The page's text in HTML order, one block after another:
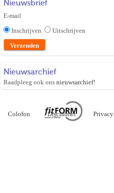
Nieuwsbrief
E-mail
Inschrijven
Uitschrijven
Nieuwsarchief
Raadpleeg ook ons nieuwsarchief!
Colofon Disclaimer Privacy